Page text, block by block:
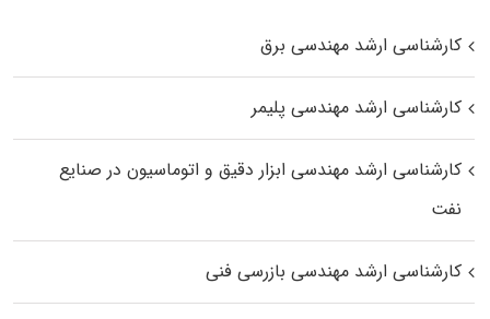
کارشناسی ارشد مهندسی برق
کارشناسی ارشد مهندسی پلیمر
کارشناسی ارشد مهندسی ابزار دقیق و اتوماسیون در صنایع
نفت
کارشناسی ارشد مهندسی بازرسی فنی